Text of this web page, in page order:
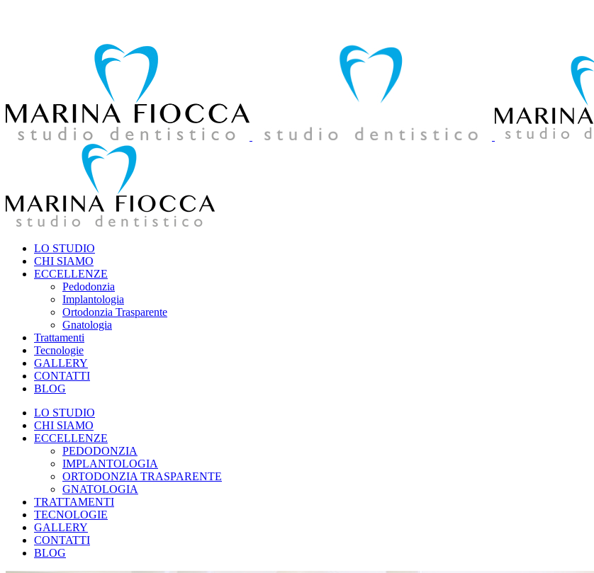
amministrazione@studiodentistico-fiocca.it
LO STUDIO
CHI SIAMO
ECCELLENZE
Pedodonzia
Implantologia
Ortodonzia Trasparente
Gnatologia
Trattamenti
Tecnologie
GALLERY
CONTATTI
BLOG
LO STUDIO
CHI SIAMO
ECCELLENZE
PEDODONZIA
IMPLANTOLOGIA
ORTODONZIA TRASPARENTE
GNATOLOGIA
TRATTAMENTI
TECNOLOGIE
GALLERY
CONTATTI
BLOG